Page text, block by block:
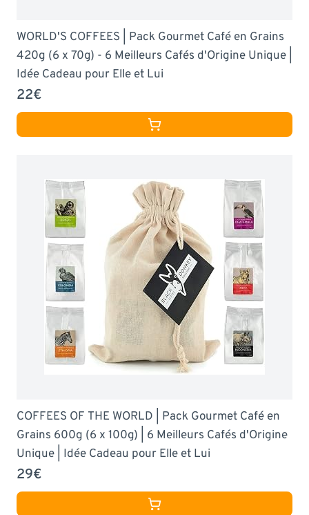
WORLD'S COFFEES | Pack Gourmet Café en Grains
420g (6 x 70g) - 6 Meilleurs Cafés d'Origine Unique |
Idée Cadeau pour Elle et Lui
22€
COFFEES OF THE WORLD | Pack Gourmet Café en
Grains 600g (6 x 100g) | 6 Meilleurs Cafés d'Origine
Unique | Idée Cadeau pour Elle et Lui
29€